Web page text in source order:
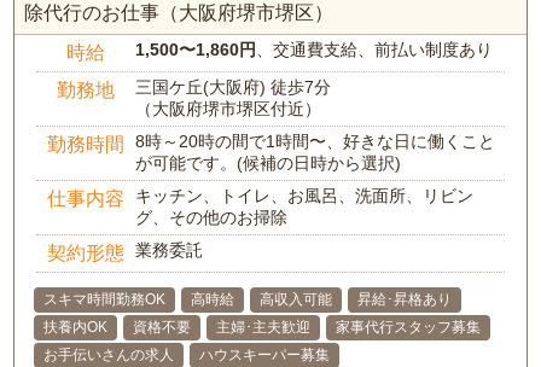
除代行のお仕事（大阪府堺市堺区）
時給 1,500〜1,860円 、交通費支給、前払い制度あり
勤務地
三国ケ丘(大阪府) 徒歩7分
（大阪府堺市堺区付近）
勤務時間
8時～20時の間で1時間〜、好きな日に働くこと
が可能です。(候補の日時から選択)
仕事内容
キッチン、トイレ、お風呂、洗面所、リビン
グ、その他のお掃除
契約形態 業務委託
スキマ時間勤務OK 高時給 高収入可能
昇給･昇格あり
扶養内OK
資格不要 主婦･主夫歓迎
家事代行スタッフ募集
お手伝いさんの求人
ハウスキーパー募集